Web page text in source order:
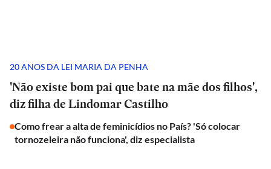
20 ANOS DA LEI MARIA DA PENHA
'Não existe bom pai que bate na mãe dos filhos',
diz filha de Lindomar Castilho
Como frear a alta de feminicídios no País? 'Só colocar
tornozeleira não funciona', diz especialista